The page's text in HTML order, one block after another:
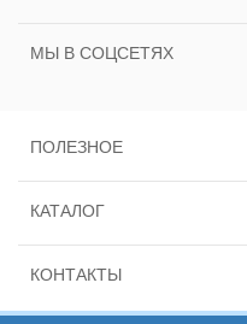
МЫ В СОЦСЕТЯХ
ПОЛЕЗНОЕ
КАТАЛОГ
КОНТАКТЫ